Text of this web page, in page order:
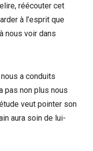
réécouter cet
à l’esprit que
nous voir dans
a conduits
pas non plus nous
veut pointer son
aura soin de lui-